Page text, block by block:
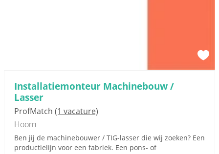
Installatiemonteur Machinebouw /
Lasser
ProfMatch (1 vacature)
Hoorn
Ben jij de machinebouwer / TIG-lasser die wij zoeken? Een
productielijn voor een fabriek. Een pons- of